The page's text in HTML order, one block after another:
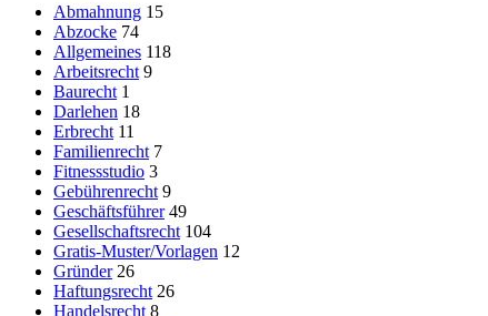
Abmahnung 15
Abzocke 74
Allgemeines 118
Arbeitsrecht 9
Baurecht 1
Darlehen 18
Erbrecht 11
Familienrecht 7
Fitnessstudio 3
Gebührenrecht 9
Geschäftsführer 49
Gesellschaftsrecht 104
Gratis-Muster/Vorlagen 12
Gründer 26
Haftungsrecht 26
Handelsrecht 8